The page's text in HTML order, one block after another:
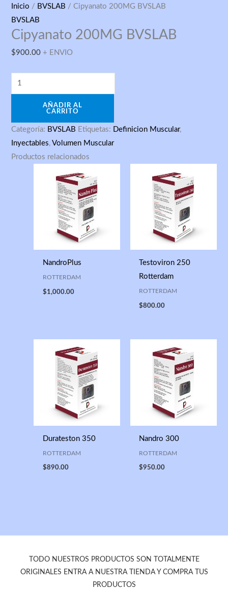
Inicio / BVSLAB / Cipyanato 200MG BVSLAB
BVSLAB
Cipyanato 200MG BVSLAB
$900.00 + ENVIO
Cipyanato
200MG
BVSLAB
cantidad
AÑADIR AL
CARRITO
Categoría: BVSLAB Etiquetas: Definicion Muscular,
Inyectables,Volumen Muscular
Productos relacionados
NandroPlus
ROTTERDAM
$1,000.00
Testoviron 250
Rotterdam
ROTTERDAM
$800.00
Durateston 350
ROTTERDAM
$890.00
Nandro 300
ROTTERDAM
$950.00
TODO NUESTROS PRODUCTOS SON TOTALMENTE
ORIGINALES ENTRA A NUESTRA TIENDA Y COMPRA TUS
PRODUCTOS